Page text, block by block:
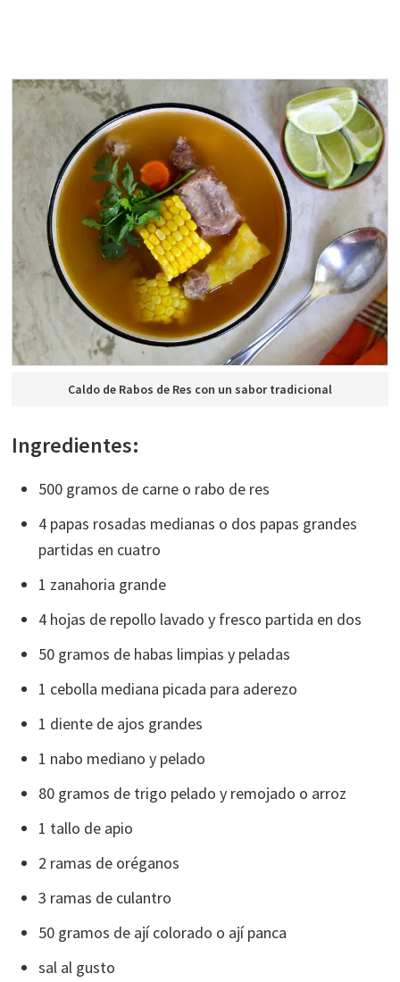
Caldo de Rabos de Res con un sabor tradicional
Ingredientes:
500 gramos de carne o rabo de res
4 papas rosadas medianas o dos papas grandes
partidas en cuatro
1 zanahoria grande
4 hojas de repollo lavado y fresco partida en dos
50 gramos de habas limpias y peladas
1 cebolla mediana picada para aderezo
1 diente de ajos grandes
1 nabo mediano y pelado
80 gramos de trigo pelado y remojado o arroz
1 tallo de apio
2 ramas de oréganos
3 ramas de culantro
50 gramos de ají colorado o ají panca
sal al gusto